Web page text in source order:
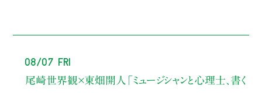
08/07 Fri
尾崎世界観×東畑開人
「ミュージシャンと心理士、書く